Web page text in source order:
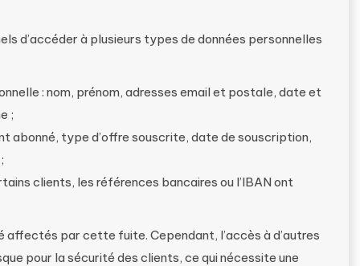
d’accéder à plusieurs types de données personnelles
: nom, prénom, adresses email et postale, date et
;
abonné, type d’offre souscrite, date de souscription,
clients, les références bancaires ou l’IBAN ont
par cette fuite. Cependant, l’accès à d’autres
pour la sécurité des clients, ce qui nécessite une